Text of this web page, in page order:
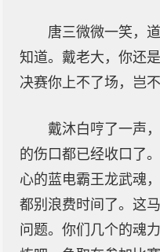
唐三微微一笑，
知道。戴老大，你还
决赛你上不了场，岂
戴沐白哼了一声
的伤口都已经收口了
心的蓝电霸王龙武魂
都别浪费时间了。这
问题。你们几个的魂